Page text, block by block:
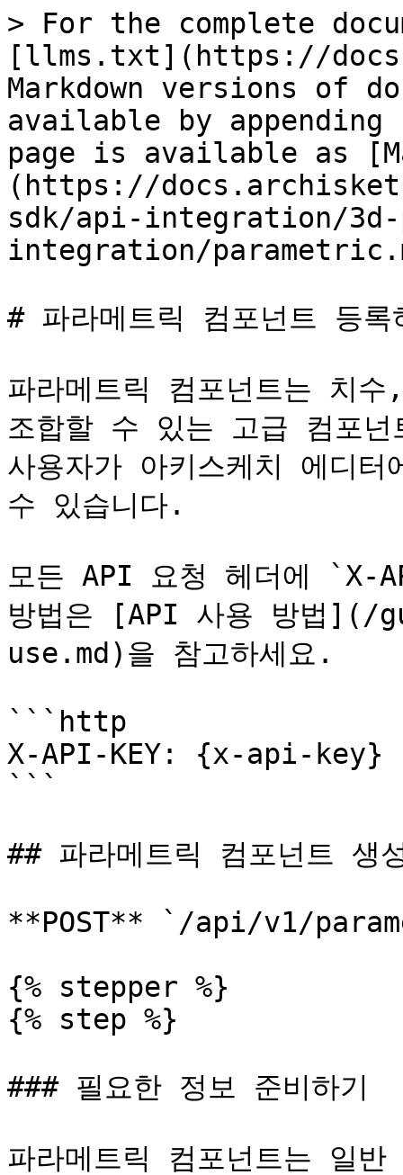
> For the complete
[llms.txt](https://
Markdown versions of
available by
page is available as
(https://
sdk/api-integration/
integration/
# 파라메트릭 컴포넌트 등록
파라메트릭 컴포넌트는 치
조합할 수 있는 고급 컴포
사용자가 아키스케치 에디
수 있습니다.
모든 API 요청 헤더에 `X-
방법은 [API 사용 방법
use.md)을 참고하세요.
```http
X-API-KEY: {x-api-key}
```
## 파라메트릭 컴포넌트 생
**POST** `/api/v1/
{% stepper %}
{% step %}
### 필요한 정보 준비하기
파라메트릭 컴포넌트는 일